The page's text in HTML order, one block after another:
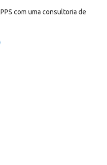
com uma consultoria de